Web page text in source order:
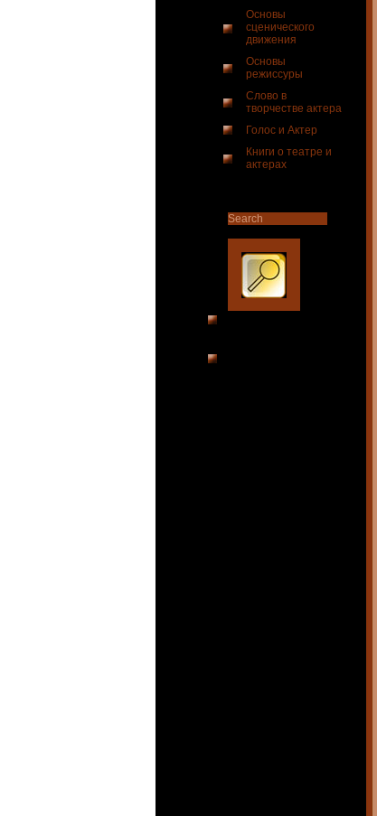
Основы
сценического
движения
Основы
режиссуры
Слово в
творчестве актера
Голос и Актер
Книги о театре и
актерах